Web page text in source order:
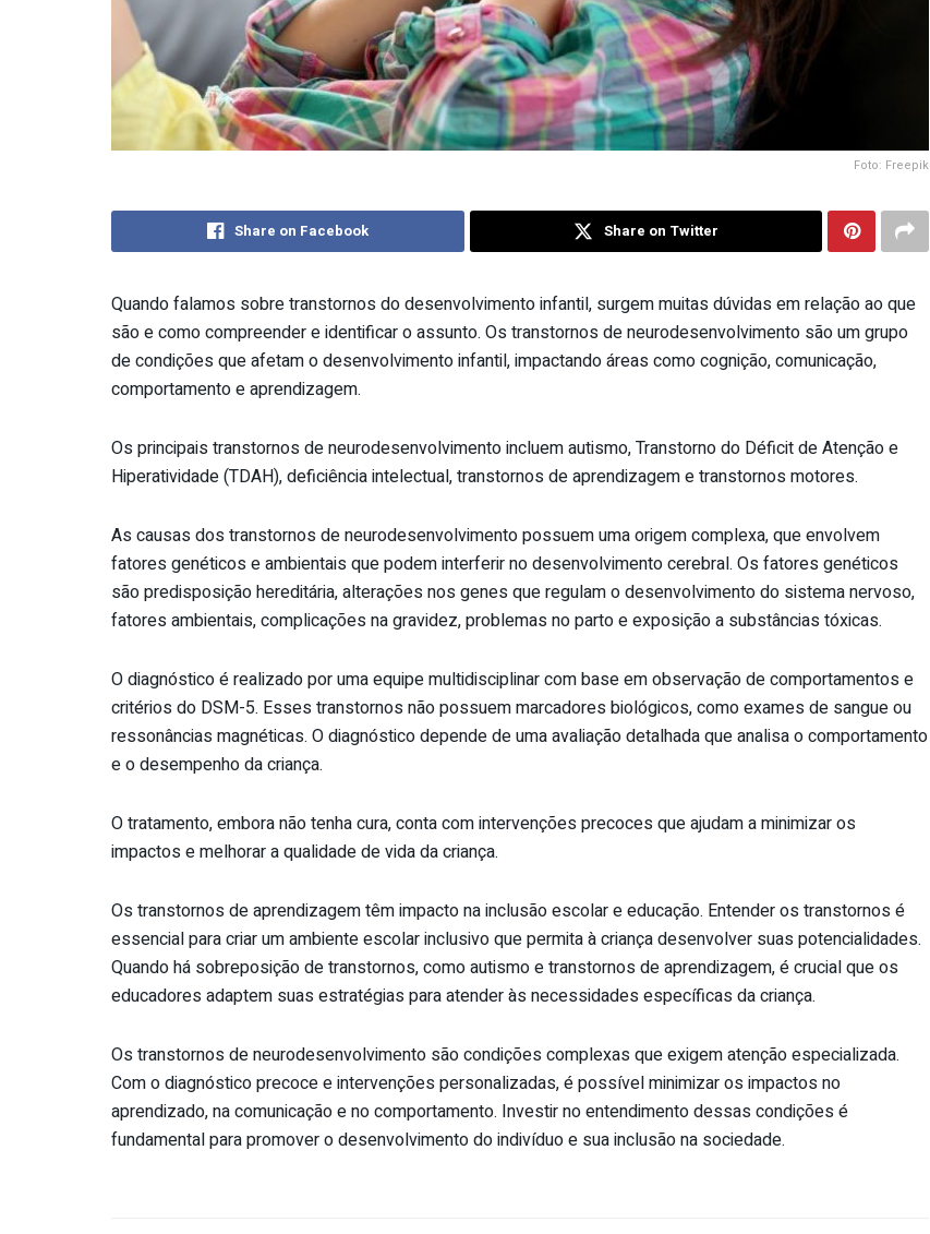
Foto: Freepik
Share on Facebook Share on Twitter
Quando falamos sobre transtornos do desenvolvimento infantil, surgem muitas dúvidas em relação ao que
são e como compreender e identificar o assunto. Os transtornos de neurodesenvolvimento são um grupo
de condições que afetam o desenvolvimento infantil, impactando áreas como cognição, comunicação,
comportamento e aprendizagem.
Os principais transtornos de neurodesenvolvimento incluem autismo, Transtorno do Déficit de Atenção e
Hiperatividade (TDAH), deficiência intelectual, transtornos de aprendizagem e transtornos motores.
As causas dos transtornos de neurodesenvolvimento possuem uma origem complexa, que envolvem
fatores genéticos e ambientais que podem interferir no desenvolvimento cerebral. Os fatores genéticos
são predisposição hereditária, alterações nos genes que regulam o desenvolvimento do sistema nervoso,
fatores ambientais, complicações na gravidez, problemas no parto e exposição a substâncias tóxicas.
O diagnóstico é realizado por uma equipe multidisciplinar com base em observação de comportamentos e
critérios do DSM-5. Esses transtornos não possuem marcadores biológicos, como exames de sangue ou
ressonâncias magnéticas. O diagnóstico depende de uma avaliação detalhada que analisa o comportamento
e o desempenho da criança.
O tratamento, embora não tenha cura, conta com intervenções precoces que ajudam a minimizar os
impactos e melhorar a qualidade de vida da criança.
Os transtornos de aprendizagem têm impacto na inclusão escolar e educação. Entender os transtornos é
essencial para criar um ambiente escolar inclusivo que permita à criança desenvolver suas potencialidades.
Quando há sobreposição de transtornos, como autismo e transtornos de aprendizagem, é crucial que os
educadores adaptem suas estratégias para atender às necessidades específicas da criança.
Os transtornos de neurodesenvolvimento são condições complexas que exigem atenção especializada.
Com o diagnóstico precoce e intervenções personalizadas, é possível minimizar os impactos no
aprendizado, na comunicação e no comportamento. Investir no entendimento dessas condições é
fundamental para promover o desenvolvimento do indivíduo e sua inclusão na sociedade.